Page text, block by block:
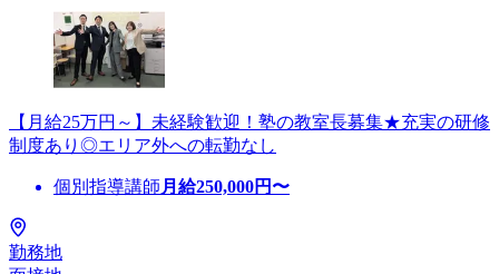
【月給25万円～】未経験歓迎！塾の教室長募集★充実の研修
制度あり◎エリア外への転勤なし
個別指導講師 月給250,000円〜
勤務地